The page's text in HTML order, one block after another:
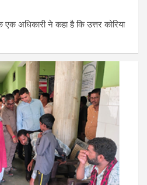
अधिकारी ने कहा है कि उत्तर कोरिया